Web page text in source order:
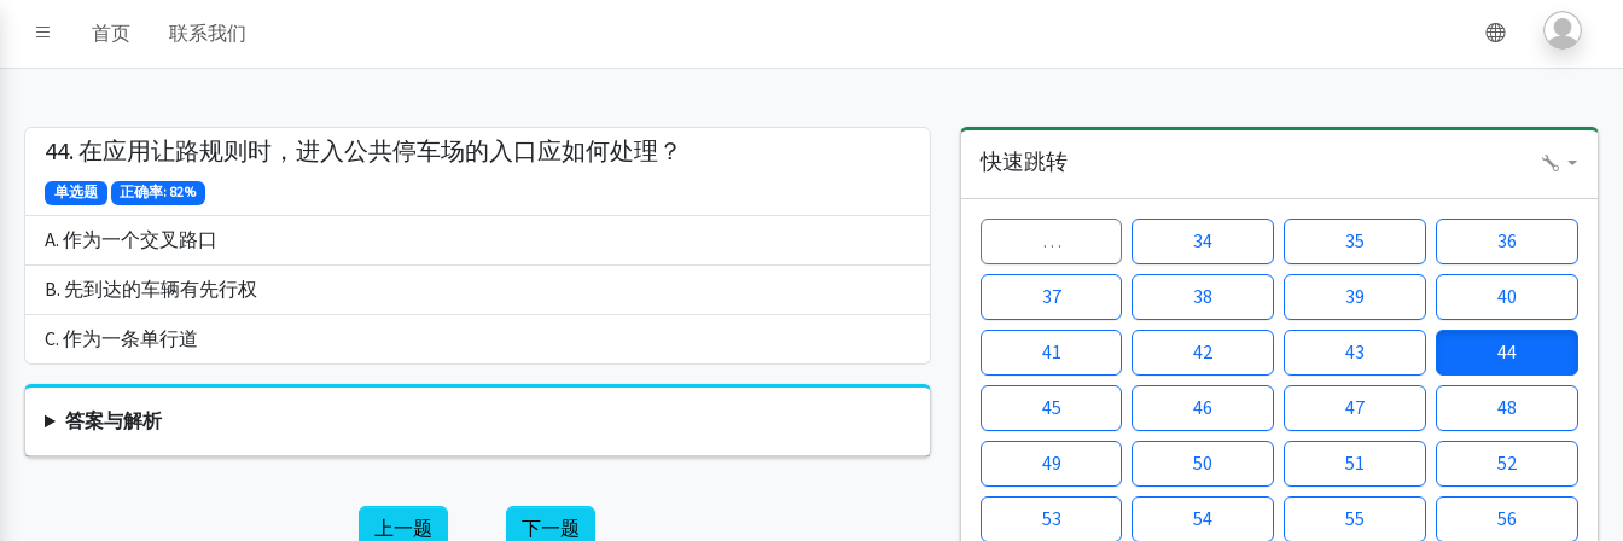
首页 联系我们
44. 在应用让路规则时，进入公共停车场的入口应如何处理？
单选题 正确率: 82%
A. 作为一个交叉路口
B. 先到达的车辆有先行权
C. 作为一条单行道
答案与解析
上一题 下一题
快速跳转
… 34 35 36
37 38 39 40
41 42 43 44
45 46 47 48
49 50 51 52
53 54 55 56